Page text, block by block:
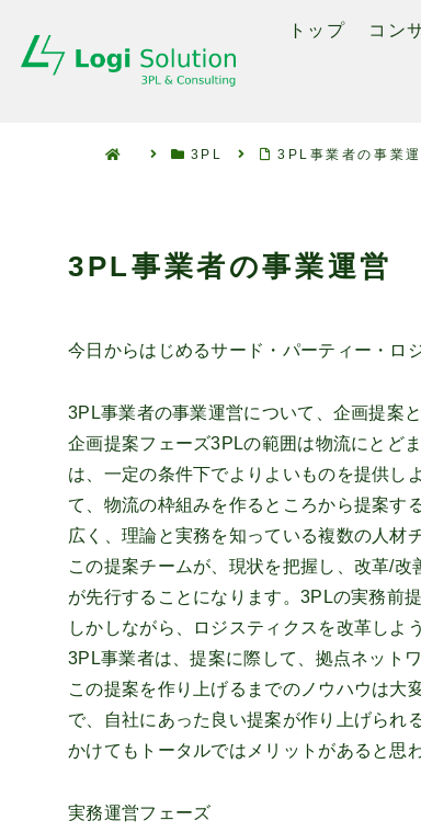
トップ コン
3PL 3PL事業者の事業
3PL事業者の事業運営
今日からはじめるサード・パーティー・ロ
3PL事業者の事業運営について、企画提案
企画提案フェーズ3PLの範囲は物流にとど
は、一定の条件下でよりよいものを提供し
て、物流の枠組みを作るところから提案す
広く、理論と実務を知っている複数の人材
この提案チームが、現状を把握し、改革/
が先行することになります。3PLの実務前
しかしながら、ロジスティクスを改革しよ
3PL事業者は、提案に際して、拠点ネット
この提案を作り上げるまでのノウハウは大
で、自社にあった良い提案が作り上げられ
かけてもトータルではメリットがあると思
実務運営フェーズ